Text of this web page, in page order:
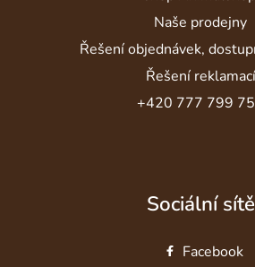
Naše prodejny
Řešení objednávek,
Řešení reklamací
+420 777 799
Sociální sítě
Facebook